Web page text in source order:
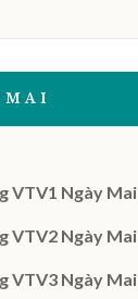
MAI
VTV1 Ngày Mai
VTV2 Ngày Mai
VTV3 Ngày Mai